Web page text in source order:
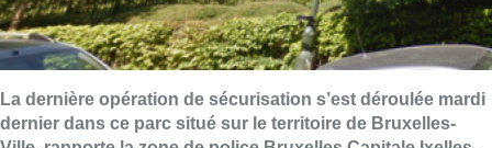
La dernière opération de sécurisation s’est déroulée mardi
dernier dans ce parc situé sur le territoire de Bruxelles-